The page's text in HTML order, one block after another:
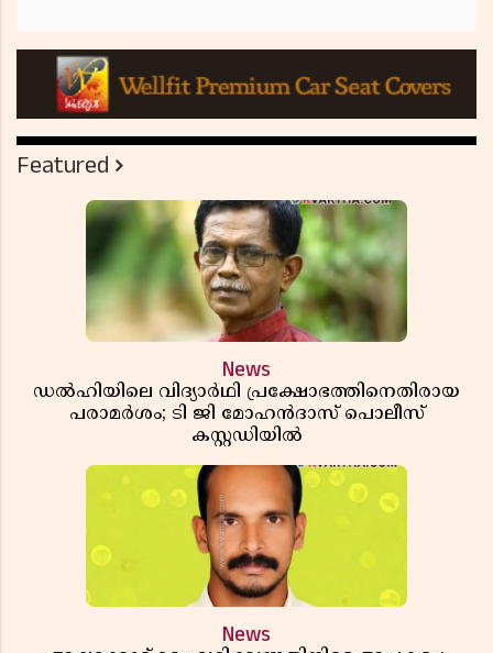
Featured
News
ഡൽഹിയിലെ വിദ്യാർഥി പ്രക്ഷോഭത്തിനെതിരായ
പരാമർശം; ടി ജി മോഹൻദാസ് പൊലീസ്
കസ്റ്റഡിയിൽ
News